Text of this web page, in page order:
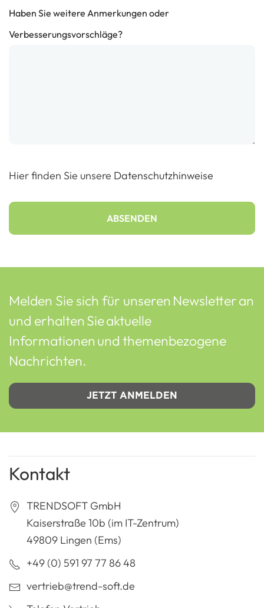
Haben Sie weitere Anmerkungen oder
Verbesserungsvorschläge?
Hier finden Sie unsere Datenschutzhinweise
ABSENDEN
Melden Sie sich für unseren Newsletter an
und erhalten Sie aktuelle
Informationen und themenbezogene
Nachrichten.
JETZT ANMELDEN
Kontakt
TRENDSOFT GmbH
Kaiserstraße 10b (im IT-Zentrum)
49809 Lingen (Ems)
+49 (0) 591 97 77 86 48
vertrieb@trend-soft.de